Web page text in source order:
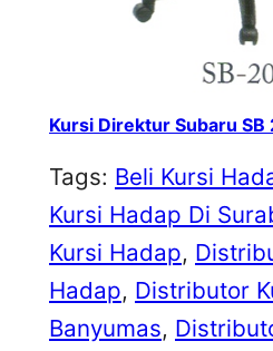
Kursi Direktur Subaru SB
Tags: Beli Kursi
Kursi Hadap Di
Kursi Hadap,
Hadap, Distributor
Banyumas,